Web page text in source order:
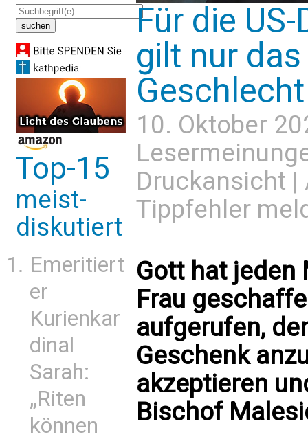
Top-15
meist-
diskutiert
Emeritiert
er
Kurienkar
dinal
Sarah:
„Riten
können
Für die
gilt nur
Geschlecht
10. Oktober
Druckansicht |
Tippfehler
Gott hat jeden
Frau
aufgerufen,
Geschenk
akzeptieren
Bischof